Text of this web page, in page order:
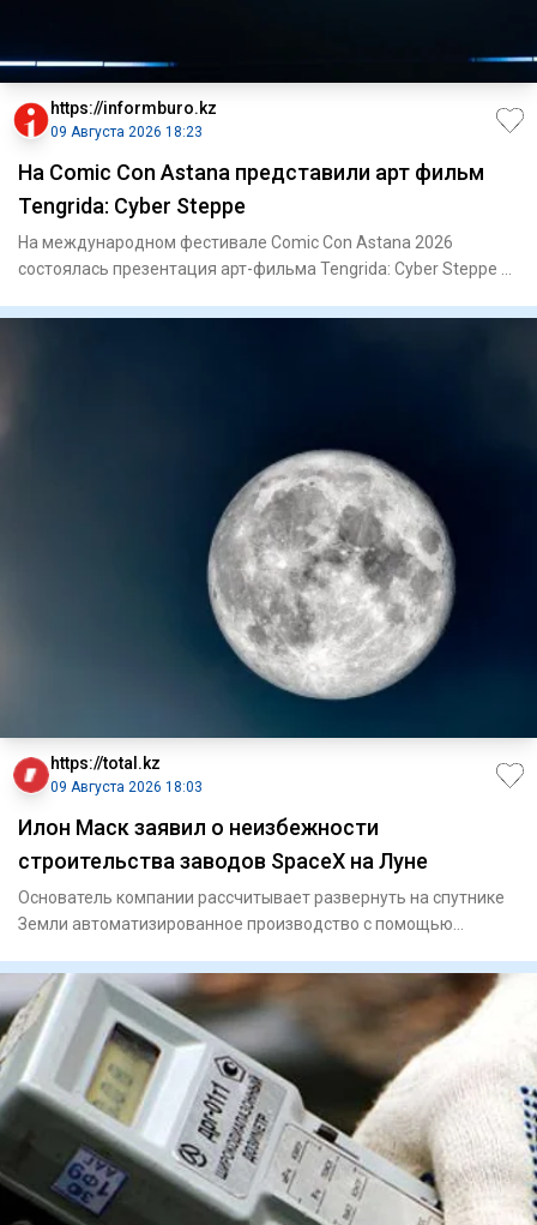
https://informburo.kz
09 Августа 2026 18:23
На Comic Con Astana представили арт фильм
Tengrida: Cyber Steppe
На международном фестивале Comic Con Astana 2026
состоялась презентация арт-фильма Tengrida: Cyber Steppe –
https://total.kz
09 Августа 2026 18:03
Илон Маск заявил о неизбежности
строительства заводов SpaceX на Луне
Основатель компании рассчитывает развернуть на спутнике
Земли автоматизированное производство с помощью